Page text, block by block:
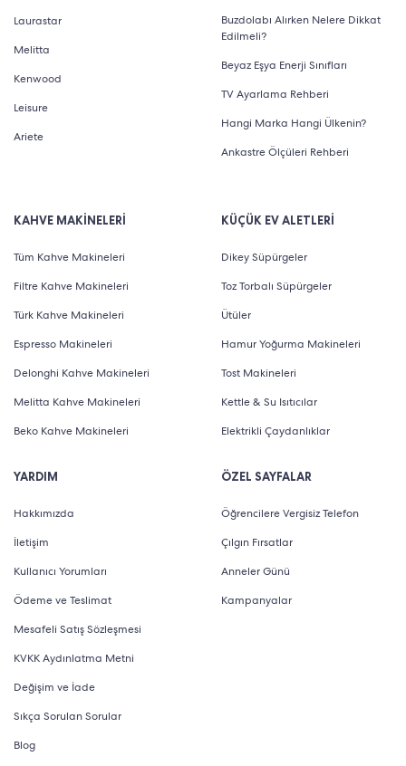
Bu modelin öne çıkan özellikleri aşağıdaki gibidir:
QD-Mini LED: Bu teknoloji, LED’lerin daha küçük
olması sayesinde daha fazla LED yerleştirilebilmesini
sağlar. Böylece daha yüksek parlaklık ve
kontrastlı görüntüler izlemenizi destekler. Ayrıca 500+
beyazların ise daha parlak görünmesini sağlar.
144Hz VRR: 144Hz değişken yenileme hızı, özellikle hızlı
tempolu oyunlarda akıcı ve kesintisiz bir görüntü
sağlar. Oyun oynarken herhangi bir görüntü yırtılması
veya gecikme yaşamanızı engeller.
IMAX Enhanced: Model, IMAX Enhanced sertifikasına
sahiptir. Televizyonunuzun sinema standardında
görüntü ve ses kalitesi sunmasına yardımcı olur.
AiPQ PROCESSOR 3.0: Gelişmiş yapay zeka destekli
yüksek kaliteyle sunar.
Laurastar
Melitta
Kenwood
Leisure
Ariete
Buzdolabı Alırken Nelere Dikkat
Edilmeli?
Beyaz Eşya Enerji Sınıfları
TV Ayarlama Rehberi
Hangi Marka Hangi Ülkenin?
Ankastre Ölçüleri Rehberi
KAHVE MAKİNELERİ
Tüm Kahve Makineleri
Filtre Kahve Makineleri
Türk Kahve Makineleri
Espresso Makineleri
Delonghi Kahve Makineleri
Melitta Kahve Makineleri
Beko Kahve Makineleri
YARDIM
Hakkımızda
İletişim
Kullanıcı Yorumları
Ödeme ve Teslimat
Mesafeli Satış Sözleşmesi
KVKK Aydınlatma Metni
Değişim ve İade
Sıkça Sorulan Sorular
Blog
KÜÇÜK EV ALETLERİ
Dikey Süpürgeler
Toz Torbalı Süpürgeler
Ütüler
Hamur Yoğurma Makineleri
Tost Makineleri
Kettle & Su Isıtıcılar
Elektrikli Çaydanlıklar
ÖZEL SAYFALAR
Öğrencilere Vergisiz Telefon
Çılgın Fırsatlar
Anneler Günü
Kampanyalar